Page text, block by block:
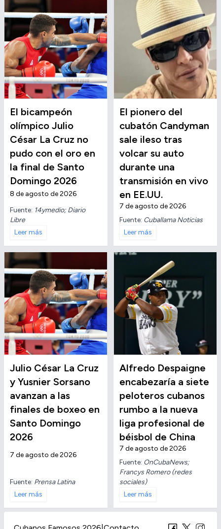
El bicampeón
olímpico Julio
César La Cruz no
pudo con el oro en
la final de Santo
Domingo 2026
8 de agosto de 2026
Fuente: 14ymedio; Diario
Libre
Leer más
El pionero del
cubatón Candyman
sale ileso tras
volcar su auto
durante una
transmisión en vivo
en EE.UU.
7 de agosto de 2026
Fuente: Cuballama Noticias
Leer más
Julio César La Cruz
y Yusnier Sorsano
avanzan a las
finales de boxeo en
Santo Domingo
2026
7 de agosto de 2026
Fuente: Prensa Latina
Leer más
Alfredo Despaigne
encabezaría a siete
peloteros cubanos
rumbo a la nueva
liga profesional de
béisbol de China
7 de agosto de 2026
Fuente: OnCubaNews;
Francys Romero (redes
sociales)
Leer más